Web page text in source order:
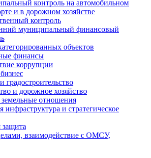
контроль на автомобильном
и в дорожном хозяйстве
контроль
муниципальный финансовый
объектов
финансы
коррупции
градостроительство
и дорожное хозяйство
отношения
инфраструктура и стратегическое
взаимодействие с ОМСУ,